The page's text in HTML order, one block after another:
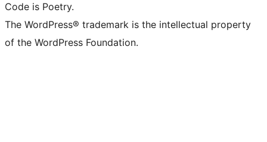
Code is Poetry.
The WordPress® trademark is the intellectual property
of the WordPress Foundation.